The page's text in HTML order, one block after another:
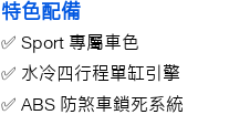
特色配備
✅ Sport 專屬車色
✅ 水冷四行程單缸引擎
✅ ABS 防煞車鎖死系統